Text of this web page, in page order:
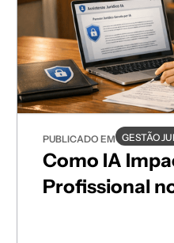
PUBLICADO EM GESTÃO
Como IA
Profissional